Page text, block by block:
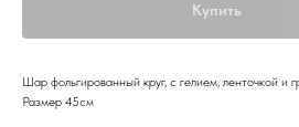
Купить
Шар фольгированный круг, с гелием, ленточкой и
Размер 45см